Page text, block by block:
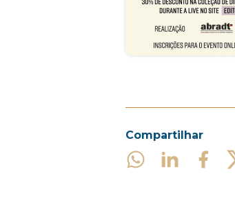
Compartilhar